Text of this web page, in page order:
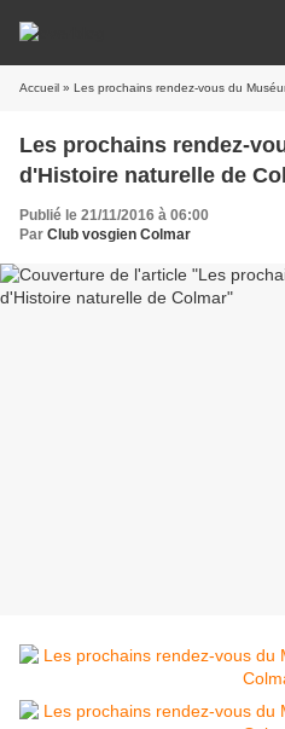
Accueil » Les prochains rendez-vous du
Les prochains rendez-
d'Histoire naturelle de
Publié le 21/11/2016 à 06:00
Par Club vosgien Colmar